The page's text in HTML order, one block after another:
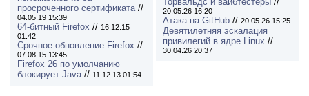
просроченного сертификата//
04.05.19 15:39
64-битный Firefox // 16.12.15
01:42
Срочное обновление Firefox //
07.08.15 13:45
Firefox 26 по умолчанию
блокирует Java// 11.12.13 01:54
20.05.26 16:20
Атака на GitHub // 20.05.26 15:25
Девятилетняя эскалация
привилегий в ядре Linux //
30.04.26 20:37